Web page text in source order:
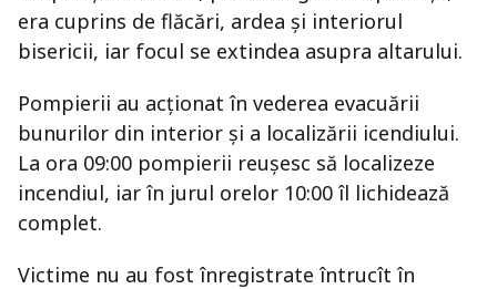
era cuprins de flăcări, ardea și interiorul
bisericii, iar focul se extindea asupra altarului.
Pompierii au acționat în vederea evacuării
bunurilor din interior și a localizării icendiului.
La ora 09:00 pompierii reușesc să localizeze
incendiul, iar în jurul orelor 10:00 îl lichidează
complet.
Victime nu au fost înregistrate întrucît în